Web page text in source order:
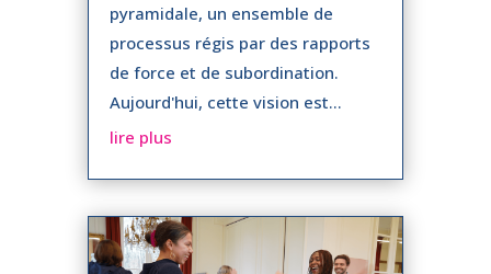
pyramidale, un ensemble de
processus régis par des rapports
de force et de subordination.
Aujourd'hui, cette vision est...
lire plus